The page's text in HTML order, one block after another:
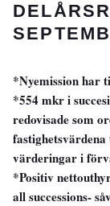
*Nyemission har
*554 mkr i
redovisade som
värderingar i
*Positiv
all successions-